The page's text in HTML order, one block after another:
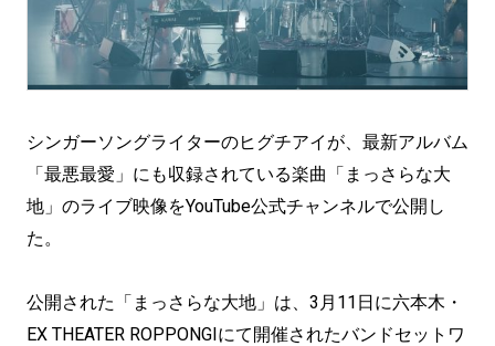
シンガーソングライターのヒグチアイが、最新アルバム
「最悪最愛」にも収録されている楽曲「まっさらな大
地」のライブ映像をYouTube公式チャンネルで公開し
た。
公開された「まっさらな大地」は、3月11日に六本木・
EX THEATER ROPPONGIにて開催されたバンドセットワ